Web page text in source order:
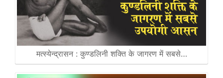
मत्स्येन्द्रासन : कुण्डलिनी शक्ति के जागरण में सबसे…